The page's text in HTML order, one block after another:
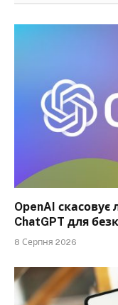
OpenAI скасовує
ChatGPT для
8 Серпня 2026